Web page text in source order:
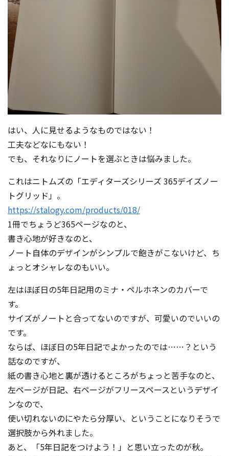
はい、人に見せるようなものではない！
工夫などなにもない！
でも、それなりにノートを選ぶときは悩みました。
これはニトムズの「エディターズシリーズ 365デイズノー
トグリッド」。
https://stalogy.com/products/018/
1冊でちょうど365ページなのと、
書き心地が好きなのと、
ノート自体のデザインがシンプルで飽きがこないけど、ち
ょっとオシャレなのもいい。
左はほぼ日の5年日記用のミナ・ペルホネンのカバーで
す。
サイズがノートと合ってないのですが、可愛いのでいいの
です。
ならば、ほぼ日の5年日記でよかったのでは……？という
話なのですが、
紙の書き心地と裏が透けるところがちょっと苦手なのと、
左ページが日記、右ページがフリースペースというデザイ
ンなので、
使い切れないのにやたら分厚い、ということになりそうで
選択肢から外れました。
あと、「5年日記をつけよう！」と思い立ったのが秋。